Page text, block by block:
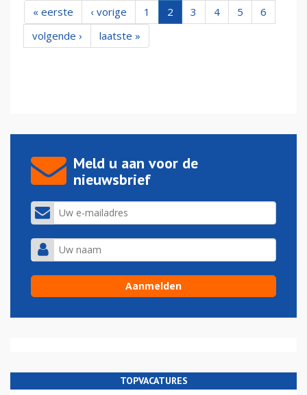
« eerste ‹ vorige 1 2 3 4 5
6
volgende ›
laatste »
Meld u aan voor de
nieuwsbrief
TOPVACATURES